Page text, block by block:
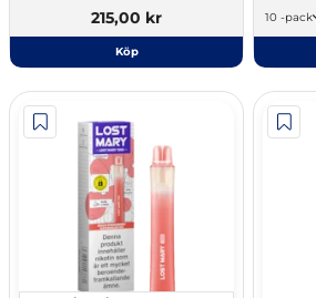
215,00 kr
Köp
10 -pack